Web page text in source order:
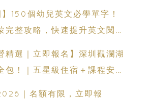
150個幼兒英文必學單字！
完整攻略，快速提升英文閱讀
精選｜立即報名】深圳觀瀾湖
包！｜五星級住宿＋課程安排
｜名額有限，立即報